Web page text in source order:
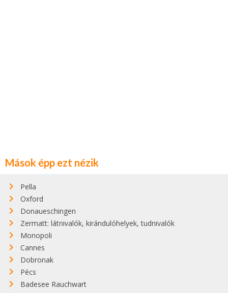
Mások épp ezt nézik
Pella
Oxford
Donaueschingen
Zermatt: látnivalók, kirándulóhelyek, tudnivalók
Monopoli
Cannes
Dobronak
Pécs
Badesee Rauchwart